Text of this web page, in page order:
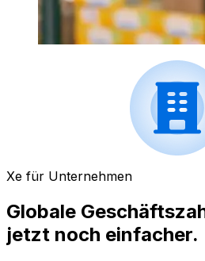
Xe für Unternehmen
Globale
jetzt noch einfacher.